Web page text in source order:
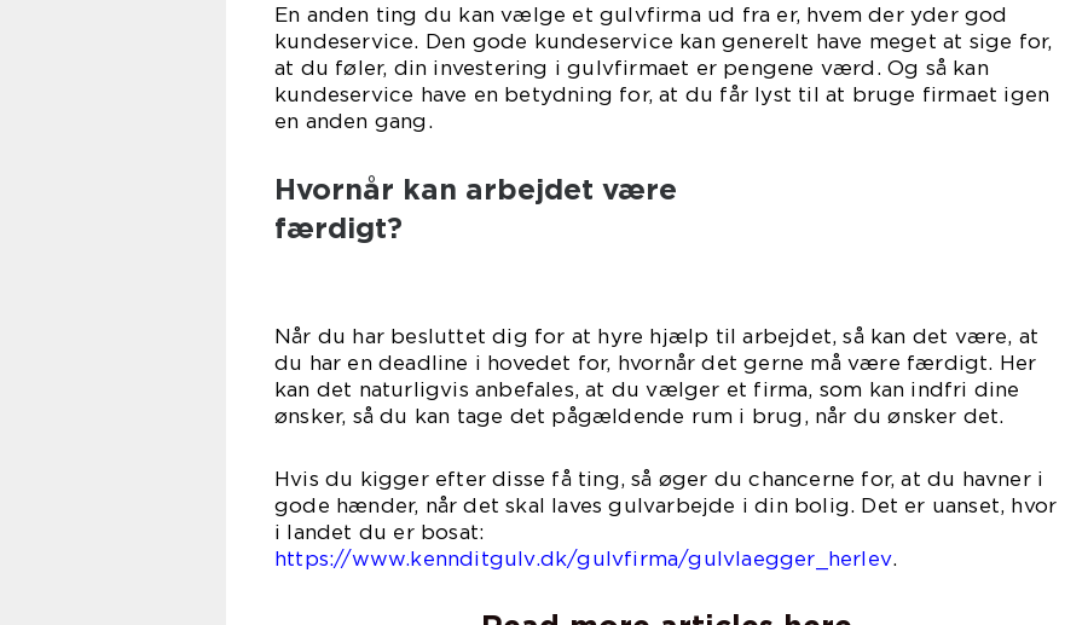
En anden ting du kan vælge et gulvfirma ud fra er, hvem der yder god
kundeservice. Den gode kundeservice kan generelt have meget at sige for,
at du føler, din investering i gulvfirmaet er pengene værd. Og så kan
kundeservice have en betydning for, at du får lyst til at bruge firmaet igen
en anden gang.
Hvornår kan arbejdet være
færdigt?
Når du har besluttet dig for at hyre hjælp til arbejdet, så kan det være, at
du har en deadline i hovedet for, hvornår det gerne må være færdigt. Her
kan det naturligvis anbefales, at du vælger et firma, som kan indfri dine
ønsker, så du kan tage det pågældende rum i brug, når du ønsker det.
Hvis du kigger efter disse få ting, så øger du chancerne for, at du havner i
gode hænder, når det skal laves gulvarbejde i din bolig. Det er uanset, hvor
i landet du er bosat:
https://www.kennditgulv.dk/gulvfirma/gulvlaegger_herlev.